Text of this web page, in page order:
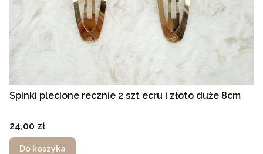
Spinki plecione recznie 2 szt ecru i złoto duże 8cm
Cena
24,00 zł
Do koszyka